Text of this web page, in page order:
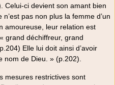
Celui-ci devient son amant bien
pas non plus la femme d’un
amoureuse, leur relation est
grand déchiffreur, grand
Elle lui doit ainsi d’avoir
nom de Dieu. » (p.202).
mesures restrictives sont